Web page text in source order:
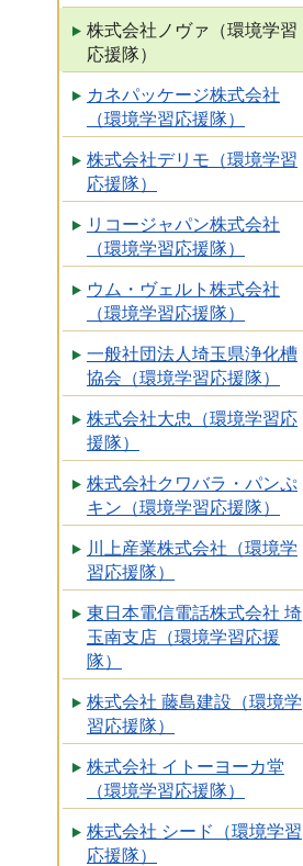
株式会社ノヴァ（環境学習
応援隊）
カネパッケージ株式会社
（環境学習応援隊）
株式会社デリモ（環境学習
応援隊）
リコージャパン株式会社
（環境学習応援隊）
ウム・ヴェルト株式会社
（環境学習応援隊）
一般社団法人埼玉県浄化槽
協会（環境学習応援隊）
株式会社大忠（環境学習応
援隊）
株式会社クワバラ・パンぷ
キン（環境学習応援隊）
川上産業株式会社（環境学
習応援隊）
東日本電信電話株式会社 埼
玉南支店（環境学習応援
隊）
株式会社 藤島建設（環境学
習応援隊）
株式会社 イトーヨーカ堂
（環境学習応援隊）
株式会社 シード（環境学習
応援隊）